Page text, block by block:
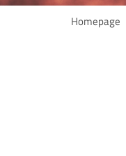
Homepage